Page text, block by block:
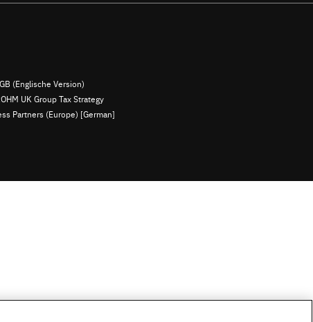
(Englische Version)
UK Group Tax Strategy
Partners (Europe) [German]